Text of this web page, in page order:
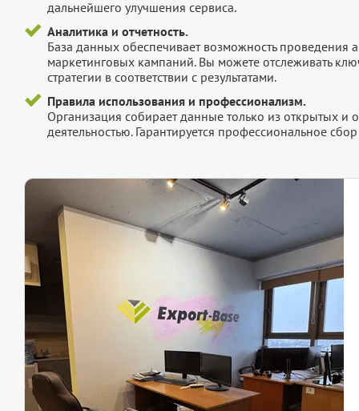
дальнейшего улучшения сервиса.
Аналитика и отчетность.
База данных обеспечивает возможность проведения
маркетинговых кампаний. Вы можете отслеживать
стратегии в соответствии с результатами.
Правила использования и профессионализм.
Организация собирает данные только из открытых и
деятельностью. Гарантируется профессиональное